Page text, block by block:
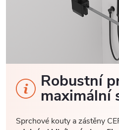
Robustní
maximální
Sprchové kouty a zástěny